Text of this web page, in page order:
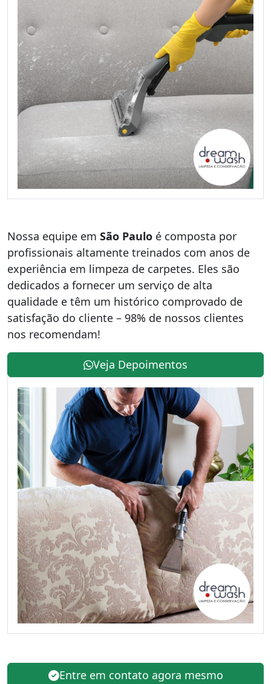
Nossa equipe em São Paulo é composta por
profissionais altamente treinados com anos de
experiência em limpeza de carpetes. Eles são
dedicados a fornecer um serviço de alta
qualidade e têm um histórico comprovado de
satisfação do cliente – 98% de nossos clientes
nos recomendam!
Veja Depoimentos
Entre em contato agora mesmo